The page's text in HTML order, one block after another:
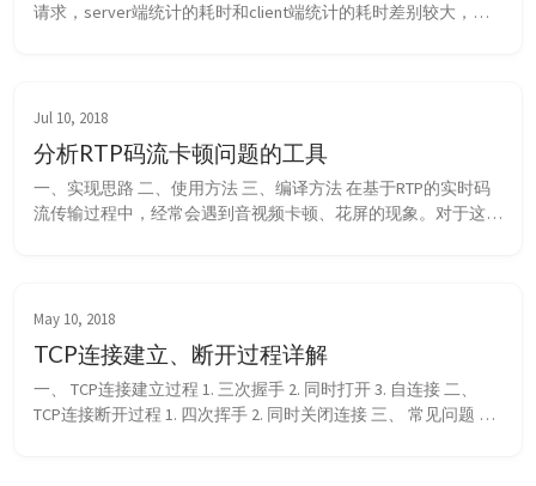
请求，server端统计的耗时和client端统计的耗时差别较大，最
及时。 1. 问题分析 从下图trace可以看出，http cl...
Jul 10, 2018
分析RTP码流卡顿问题的工具
一、实现思路 二、使用方法 三、编译方法 在基于RTP的实时码
流传输过程中，经常会遇到音视频卡顿、花屏的现象。对于这类
到的帧不完整（可能是发送方发的就不完...
May 10, 2018
TCP连接建立、断开过程详解
一、 TCP连接建立过程 1. 三次握手 2. 同时打开 3. 自连接 二、
TCP连接断开过程 1. 四次挥手 2. 同时关闭连接 三、 常见问题 1.